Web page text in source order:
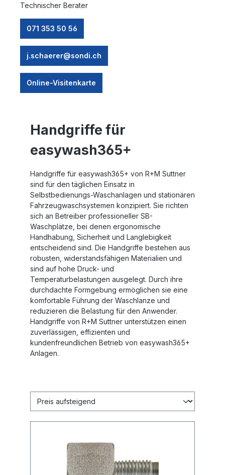
Technischer Berater
071 353 50 56
j.schaerer@sondi.ch
Online-Visitenkarte
Handgriffe für
easywash365+
Handgriffe für easywash365+ von R+M Suttner
sind für den täglichen Einsatz in
Selbstbedienungs-Waschanlagen und stationären
Fahrzeugwaschsystemen konzipiert. Sie richten
sich an Betreiber professioneller SB-
Waschplätze, bei denen ergonomische
Handhabung, Sicherheit und Langlebigkeit
entscheidend sind. Die Handgriffe bestehen aus
robusten, widerstandsfähigen Materialien und
sind auf hohe Druck- und
Temperaturbelastungen ausgelegt. Durch ihre
durchdachte Formgebung ermöglichen sie eine
komfortable Führung der Waschlanze und
reduzieren die Belastung für den Anwender.
Handgriffe von R+M Suttner unterstützen einen
zuverlässigen, effizienten und
kundenfreundlichen Betrieb von easywash365+
Anlagen.